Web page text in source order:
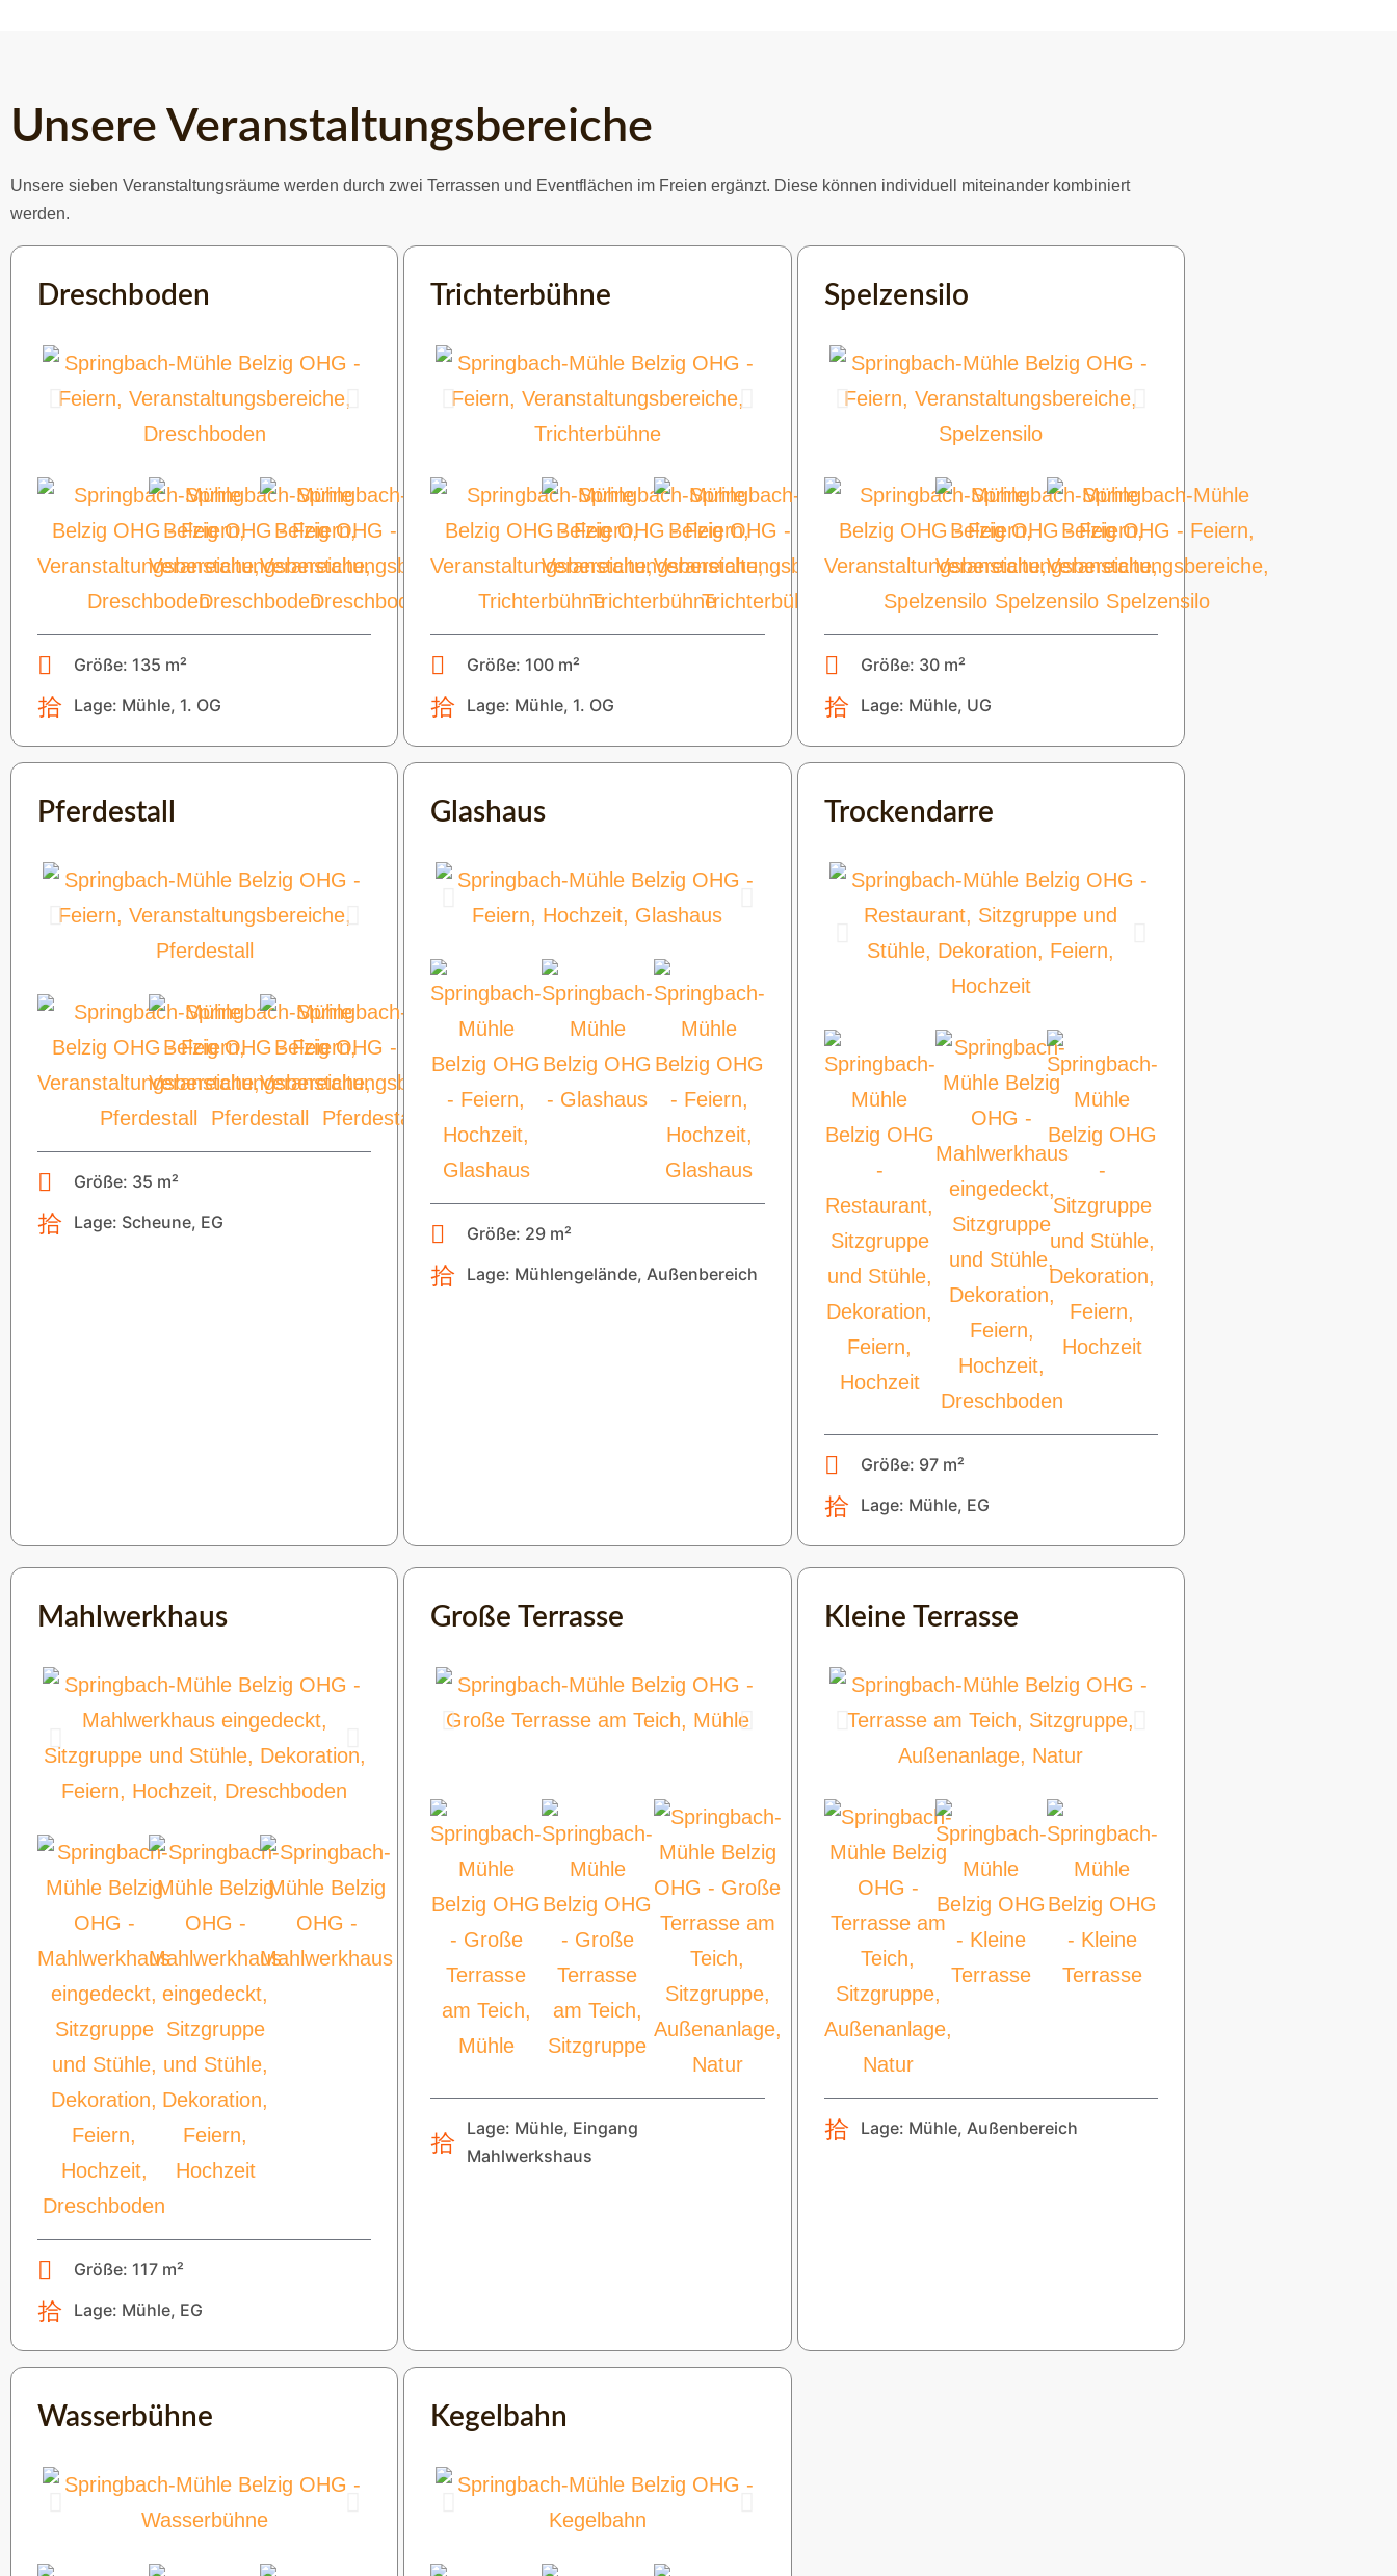
Unsere Veranstaltungsbereiche
Unsere sieben Veranstaltungsräume werden durch zwei Terrassen und Eventflächen im Freien ergänzt. Diese können individuell miteinander kombiniert
werden.
Dreschboden
Größe: 135 m²
Lage: Mühle, 1. OG
Trichterbühne
Größe: 100 m²
Lage: Mühle, 1. OG
Spelzensilo
Größe: 30 m²
Lage: Mühle, UG
Pferdestall
Größe: 35 m²
Lage: Scheune, EG
Glashaus
Größe: 29 m²
Lage: Mühlengelände, Außenbereich
Trockendarre
Größe: 97 m²
Lage: Mühle, EG
Mahlwerkhaus
Größe: 117 m²
Lage: Mühle, EG
Große Terrasse
Lage: Mühle, Eingang
Mahlwerkshaus
Kleine Terrasse
Lage: Mühle, Außenbereich
Wasserbühne Kegelbahn